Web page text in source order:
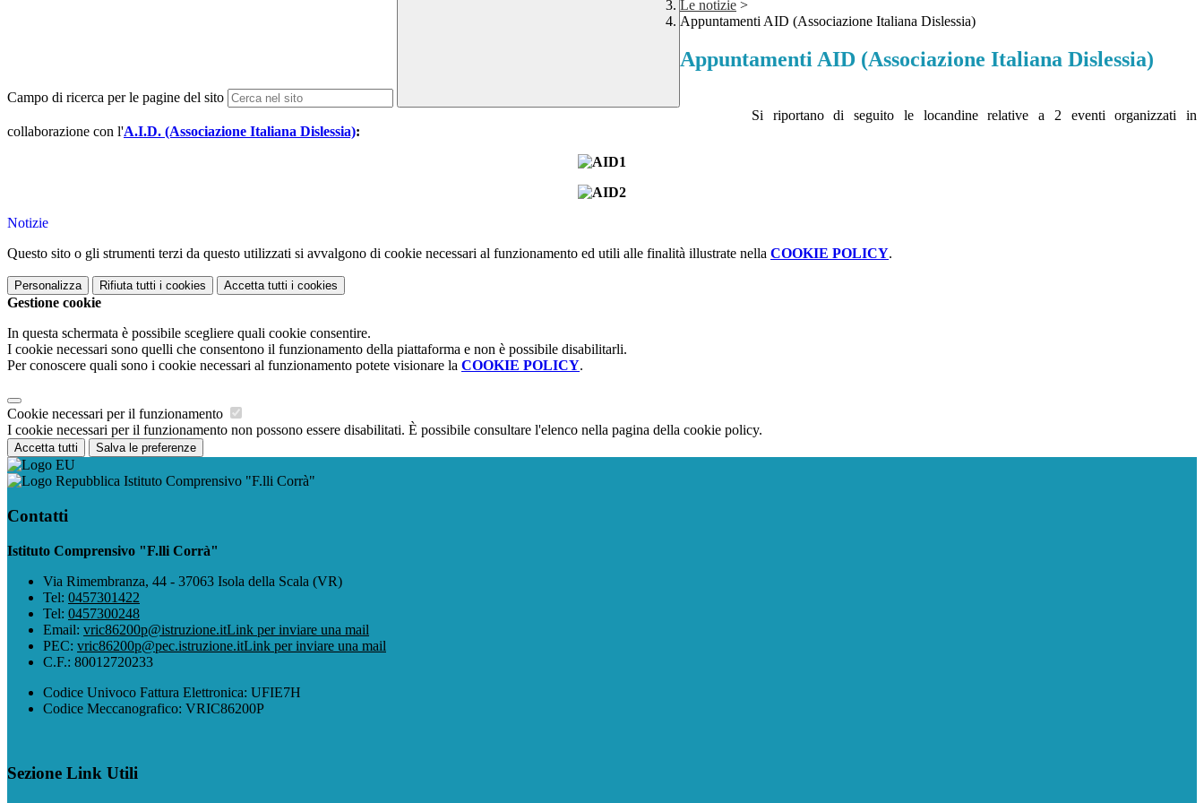
Campo di ricerca per le pagine del sito
Le notizie >
Appuntamenti AID (Associazione Italiana Dislessia)
Appuntamenti AID (Associazione Italiana Dislessia)
Si riportano di seguito le locandine relative a 2 eventi organizzati in
collaborazione con l'A.I.D. (Associazione Italiana Dislessia):
Notizie
Questo sito o gli strumenti terzi da questo utilizzati si avvalgono di cookie necessari al funzionamento ed utili alle finalità illustrate nella COOKIE POLICY.
Personalizza Rifiuta tutti i cookies Accetta tutti i cookies
Gestione cookie
In questa schermata è possibile scegliere quali cookie consentire.
I cookie necessari sono quelli che consentono il funzionamento della piattaforma e non è possibile disabilitarli.
Per conoscere quali sono i cookie necessari al funzionamento potete visionare la COOKIE POLICY.
Cookie necessari per il funzionamento
I cookie necessari per il funzionamento non possono essere disabilitati. È possibile consultare l'elenco nella pagina della cookie policy.
Accetta tutti Salva le preferenze
Istituto Comprensivo "F.lli Corrà"
Contatti
Istituto Comprensivo "F.lli Corrà"
Via Rimembranza, 44 - 37063 Isola della Scala (VR)
Tel: 0457301422
Tel: 0457300248
Email: vric86200p@istruzione.itLink per inviare una mail
PEC: vric86200p@pec.istruzione.itLink per inviare una mail
C.F.: 80012720233
Codice Univoco Fattura Elettronica: UFIE7H
Codice Meccanografico: VRIC86200P
Sezione Link Utili